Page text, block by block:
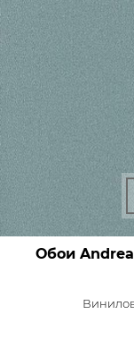
Обои